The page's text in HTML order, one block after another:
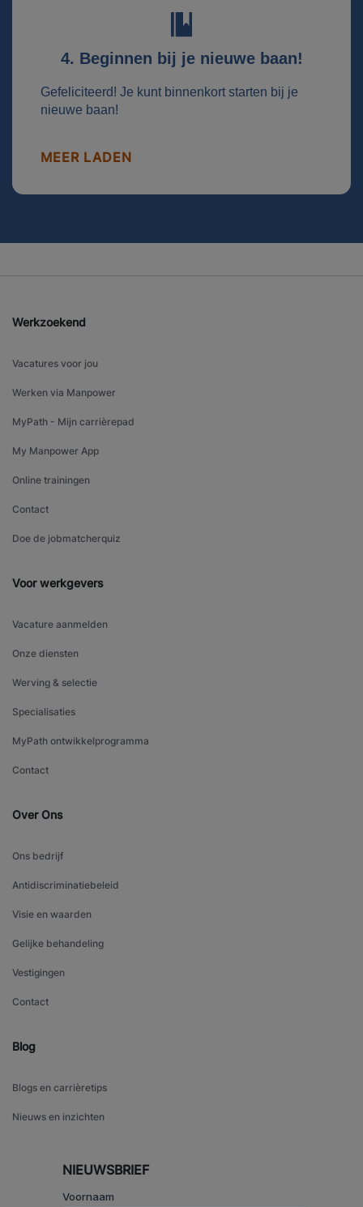
4. Beginnen bij je nieuwe baan!
Gefeliciteerd! Je kunt binnenkort starten bij je
nieuwe baan!
MEER LADEN
Werkzoekend
Vacatures voor jou
Werken via Manpower
MyPath - Mijn carrièrepad
My Manpower App
Online trainingen
Contact
Doe de jobmatcherquiz
Voor werkgevers
Vacature aanmelden
Onze diensten
Werving & selectie
Specialisaties
MyPath ontwikkelprogramma
Contact
Over Ons
Ons bedrijf
Antidiscriminatiebeleid
Visie en waarden
Gelijke behandeling
Vestigingen
Contact
Blog
Blogs en carrièretips
Nieuws en inzichten
NIEUWSBRIEF